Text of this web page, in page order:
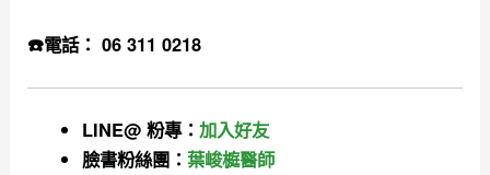
☎️電話： 06 311 0218
LINE@ 粉專： 加入好友
臉書粉絲團： 葉峻榳醫師